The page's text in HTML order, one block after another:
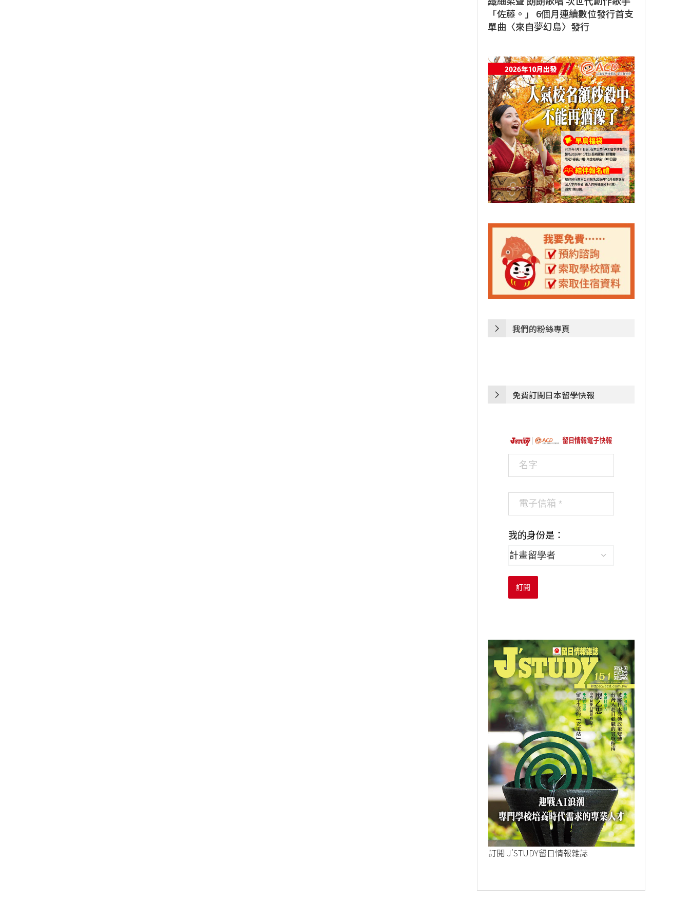
「佐藤。」 6個月連續數位發行首支
單曲〈來自夢幻島〉發行
我們的粉絲專頁
免費訂閱日本留學快報
我的身份是：
訂閱
訂閱 J'STUDY留日情報雜誌